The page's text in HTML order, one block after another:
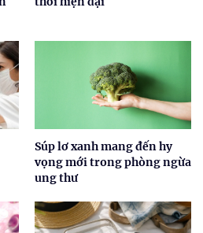
Súp lơ xanh mang đến hy
vọng mới trong phòng ngừa
ung thư